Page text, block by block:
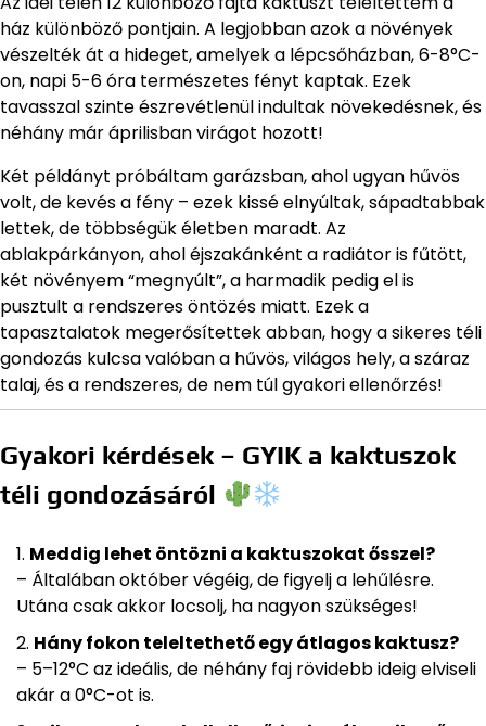
ház különböző pontjain. A legjobban azok a növények
vészelték át a hideget, amelyek a lépcsőházban, 6-8°C-
on, napi 5-6 óra természetes fényt kaptak. Ezek
tavasszal szinte észrevétlenül indultak növekedésnek, és
néhány már áprilisban virágot hozott!
Két példányt próbáltam garázsban, ahol ugyan hűvös
volt, de kevés a fény – ezek kissé elnyúltak, sápadtabbak
lettek, de többségük életben maradt. Az
ablakpárkányon, ahol éjszakánként a radiátor is fűtött,
két növényem “megnyúlt”, a harmadik pedig el is
pusztult a rendszeres öntözés miatt. Ezek a
tapasztalatok megerősítettek abban, hogy a sikeres téli
gondozás kulcsa valóban a hűvös, világos hely, a száraz
talaj, és a rendszeres, de nem túl gyakori ellenőrzés!
Gyakori kérdések – GYIK a kaktuszok
téli gondozásáról
Meddig lehet öntözni a kaktuszokat ősszel?
– Általában október végéig, de figyelj a lehűlésre.
Utána csak akkor locsolj, ha nagyon szükséges!
Hány fokon teleltethető egy átlagos kaktusz?
– 5–12°C az ideális, de néhány faj rövidebb ideig elviseli
akár a 0°C-ot is.